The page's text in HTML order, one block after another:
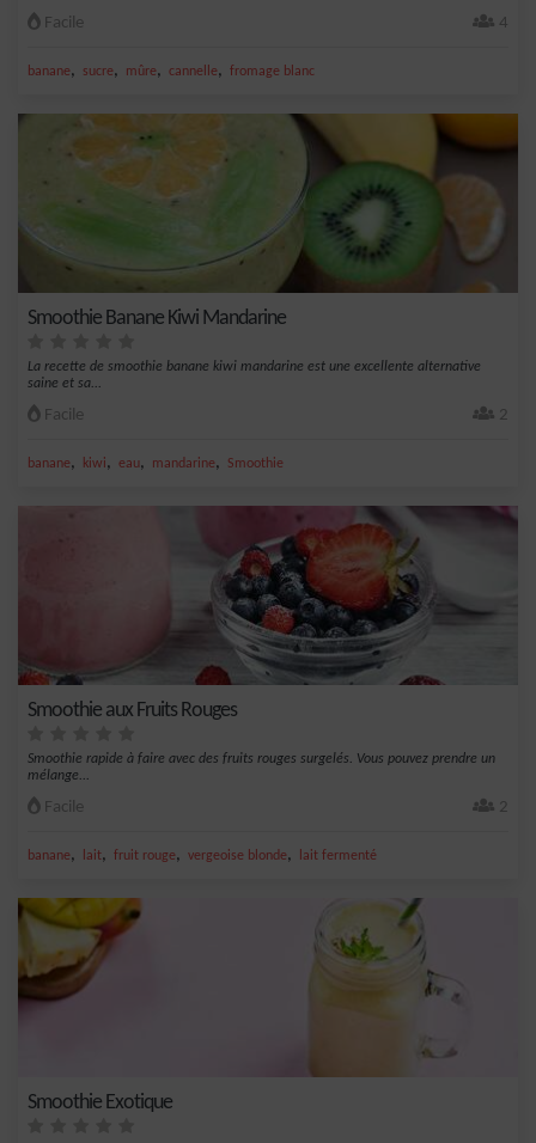
Facile 4
banane, sucre, mûre, cannelle, fromage blanc
Smoothie Banane Kiwi Mandarine
La recette de smoothie banane kiwi mandarine est une excellente alternative
saine et sa...
Facile 2
banane, kiwi, eau, mandarine, Smoothie
Smoothie aux Fruits Rouges
Smoothie rapide à faire avec des fruits rouges surgelés. Vous pouvez prendre un
mélange...
Facile 2
banane, lait, fruit rouge, vergeoise blonde, lait fermenté
Smoothie Exotique